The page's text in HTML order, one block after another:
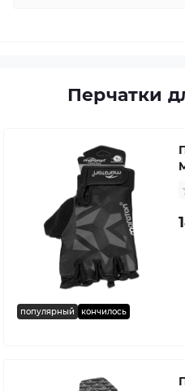
Перчатки
популярный кончилось